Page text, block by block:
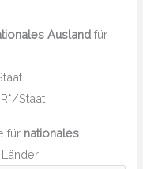
Ausland für
Staat
für nationales